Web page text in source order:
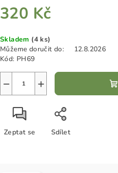
320 Kč
cena:
Skladem (4 ks)
Můžeme doručit do:
12.8.2026
Kód: PH69
+
−
Zeptat se Sdílet